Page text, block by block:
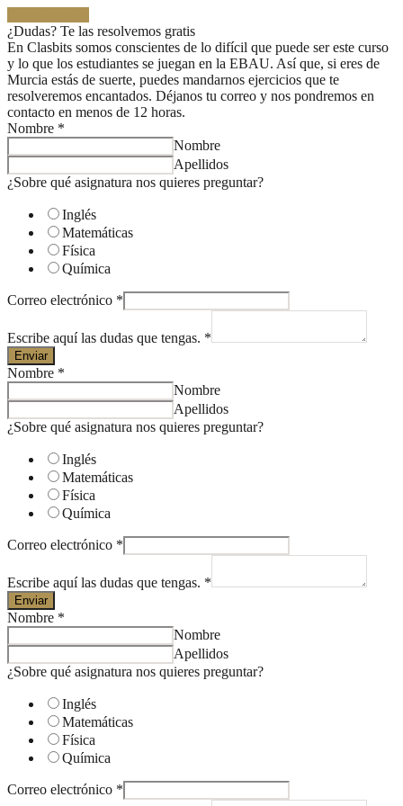
¿DUDAS?
¡TE
LAS
RESOLVEMOS
GRATIS!
¿Dudas? Te las resolvemos gratis
En Clasbits somos conscientes de lo difícil que puede ser este curso
y lo que los estudiantes se juegan en la EBAU. Así que, si eres de
Murcia estás de suerte, puedes mandarnos ejercicios que te
resolveremos encantados. Déjanos tu correo y nos pondremos en
contacto en menos de 12 horas.
Nombre *
Nombre
Apellidos
¿Sobre qué asignatura nos quieres preguntar?
Inglés
Matemáticas
Física
Química
Correo electrónico *
Escribe aquí las dudas que tengas. *
Enviar
Nombre *
Nombre
Apellidos
¿Sobre qué asignatura nos quieres preguntar?
Inglés
Matemáticas
Física
Química
Correo electrónico *
Escribe aquí las dudas que tengas. *
Enviar
Nombre *
Nombre
Apellidos
¿Sobre qué asignatura nos quieres preguntar?
Inglés
Matemáticas
Física
Química
Correo electrónico *